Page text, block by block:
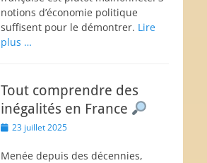
notions d’économie politique
suffisent pour le démontrer. Lire
plus …
Tout comprendre des
inégalités en France
Posted23 juillet 2025
Menée depuis des décennies,